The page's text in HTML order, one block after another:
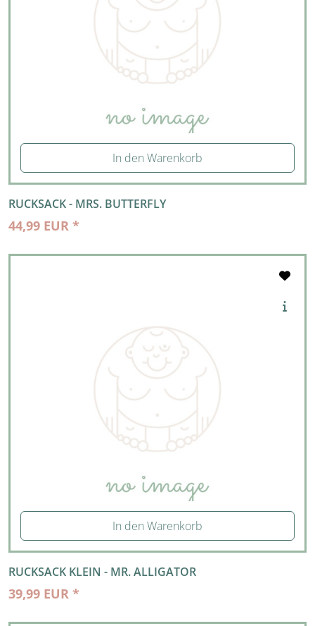
In den Warenkorb
RUCKSACK - MRS. BUTTERFLY
44,99 EUR *
In den Warenkorb
RUCKSACK KLEIN - MR. ALLIGATOR
39,99 EUR *